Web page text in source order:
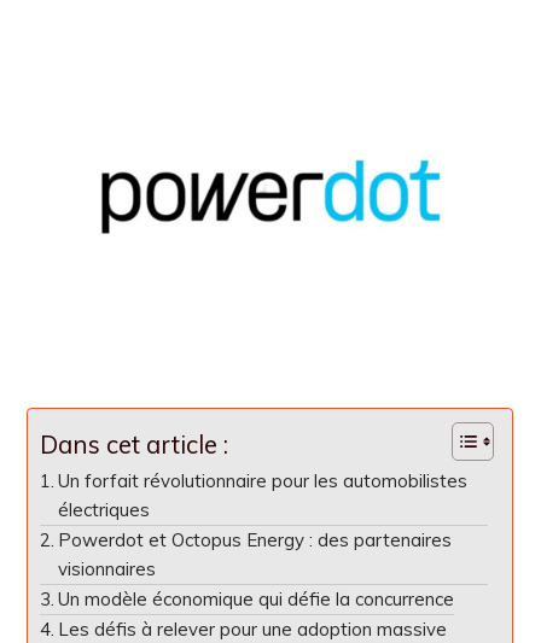
Dans cet article :
Un forfait révolutionnaire pour les automobilistes
électriques
Powerdot et Octopus Energy : des partenaires
visionnaires
Un modèle économique qui défie la concurrence
Les défis à relever pour une adoption massive